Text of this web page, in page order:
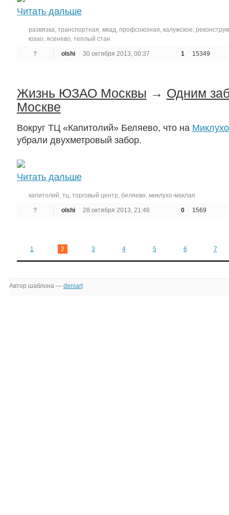
Читать дальше
развязка транспортная мкад профсоюзная калужское
юзао ясенево теплый стан
? olshi 30 октября 2013, 00:37 1 15349
Жизнь ЮЗАО Москвы → Одним
Москве
Вокруг ТЦ «Капитолий» Беляево, что на
убрали двухметровый забор.
Читать дальше
капитолий, тц, торговый центр, беляево, миклухо-маклая
? olshi 28 октября 2013, 21:46 0 1569
1 2 3 4 5 6 7
Автор шаблона — deniart